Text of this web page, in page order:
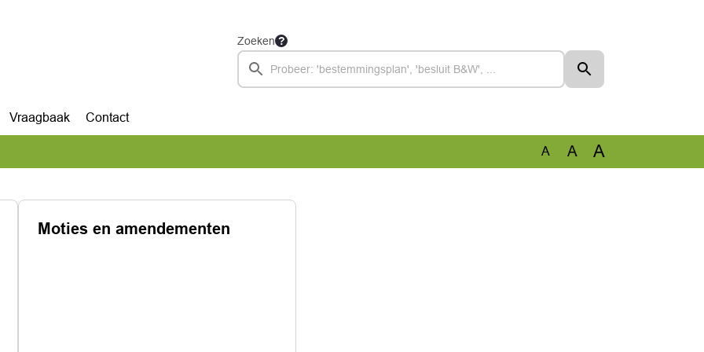
Zoeken
Vraagbaak Contact
A A A
Moties en amendementen